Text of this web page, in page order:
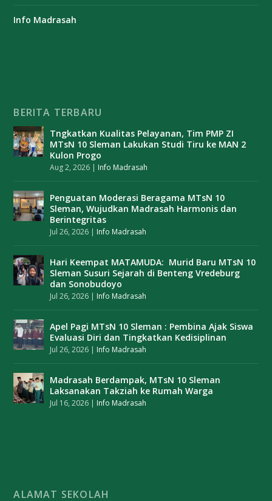
Info Madrasah
BERITA TERBARU
Tngkatkan Kualitas Pelayanan, Tim PMP ZI
MTsN 10 Sleman Lakukan Studi Tiru ke MAN 2
Kulon Progo
Aug 2, 2026 | Info Madrasah
Penguatan Moderasi Beragama MTsN 10
Sleman, Wujudkan Madrasah Harmonis dan
Berintegritas
Jul 26, 2026 | Info Madrasah
Hari Keempat MATAMUDA: Murid Baru MTsN 10
Sleman Susuri Sejarah di Benteng Vredeburg
dan Sonobudoyo
Jul 26, 2026 | Info Madrasah
Apel Pagi MTsN 10 Sleman : Pembina Ajak Siswa
Evaluasi Diri dan Tingkatkan Kedisiplinan
Jul 26, 2026 | Info Madrasah
Madrasah Berdampak, MTsN 10 Sleman
Laksanakan Takziah ke Rumah Warga
Jul 16, 2026 | Info Madrasah
ALAMAT SEKOLAH